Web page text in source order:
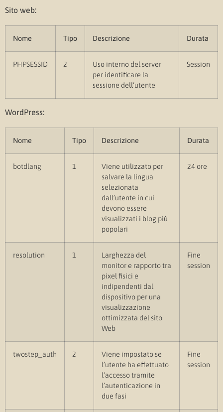
Sito web:
Nome Tipo Descrizione Durata
PHPSESSID 2
Uso interno del server
per identificare la
sessione dell’utente
Session
WordPress:
Nome Tipo Descrizione Durata
botdlang 1
Viene utilizzato per
salvare la lingua
selezionata
dall’utente in cui
devono essere
visualizzati i blog più
popolari
24 ore
resolution 1
Larghezza del
monitor e rapporto tra
pixel fisici e
indipendenti dal
dispositivo per una
visualizzazione
ottimizzata del sito
Web
Fine
session
twostep_auth 2
Viene impostato se
l’utente ha effettuato
l’accesso tramite
l’autenticazione in
due fasi
Fine
session